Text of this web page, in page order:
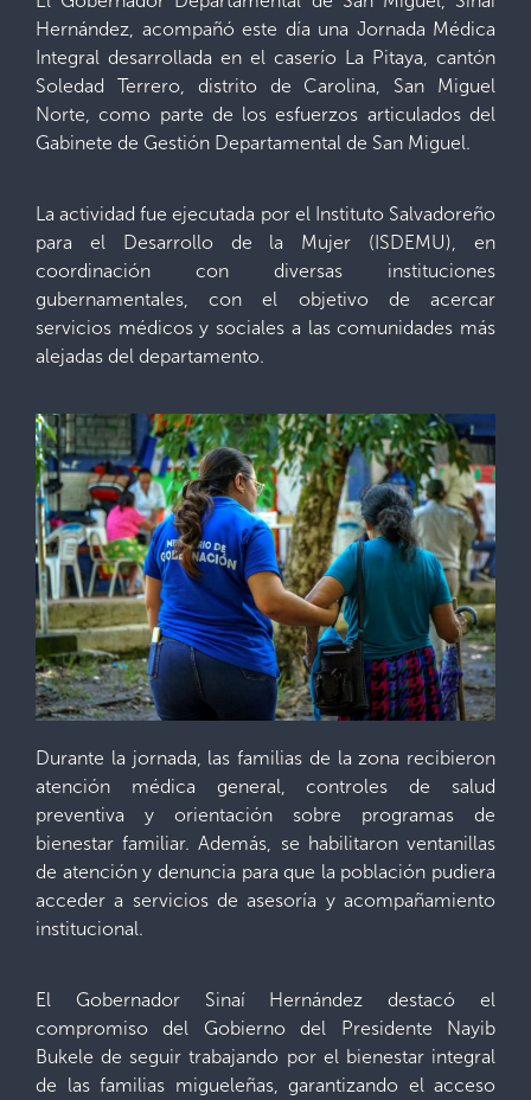
Hernández, acompañó este día una Jornada Médica
Integral desarrollada en el caserío La Pitaya, cantón
Soledad Terrero, distrito de Carolina, San Miguel
Norte, como parte de los esfuerzos articulados del
Gabinete de Gestión Departamental de San Miguel.
La actividad fue ejecutada por el Instituto Salvadoreño
para el Desarrollo de la Mujer (ISDEMU), en
coordinación con diversas instituciones
gubernamentales, con el objetivo de acercar
servicios médicos y sociales a las comunidades más
alejadas del departamento.
Durante la jornada, las familias de la zona recibieron
atención médica general, controles de salud
preventiva y orientación sobre programas de
bienestar familiar. Además, se habilitaron ventanillas
de atención y denuncia para que la población pudiera
acceder a servicios de asesoría y acompañamiento
institucional.
El Gobernador Sinaí Hernández destacó el
compromiso del Gobierno del Presidente Nayib
Bukele de seguir trabajando por el bienestar integral
de las familias migueleñas, garantizando el acceso